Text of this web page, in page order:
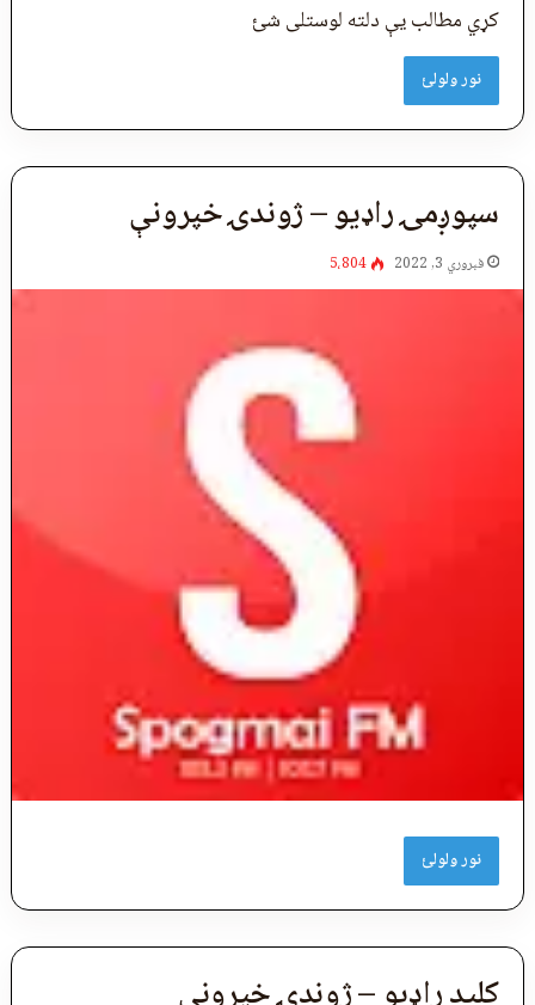
کړي مطالب یې دلته لوستلی شئ
نور ولولئ
سپوږمۍ راډیو – ژوندۍ خپرونې
فبروري 3, 2022 5،804
نور ولولئ